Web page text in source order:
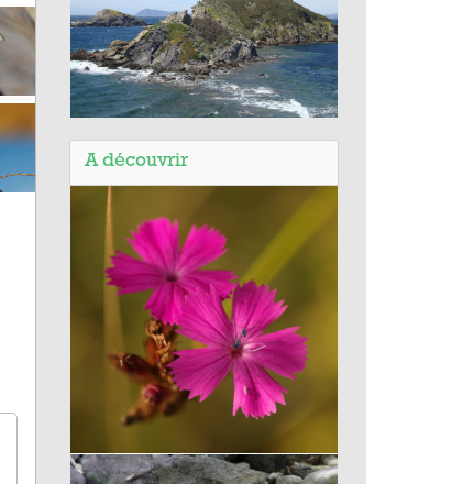
presqu'île de Giens
A découvrir
Œillet des chartreux